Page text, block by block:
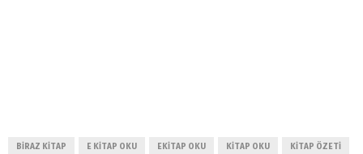
BIRAZ KITAP E KITAP OKU EKITAP OKU KITAP OKU KITAP ÖZETI